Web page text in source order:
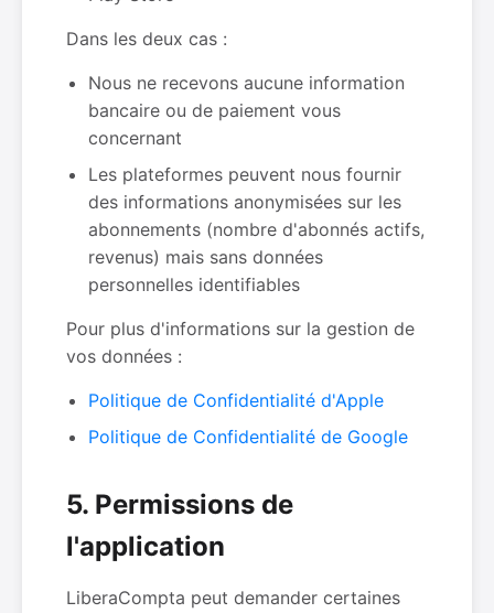
Dans les deux cas :
Nous ne recevons aucune information
bancaire ou de paiement vous
concernant
Les plateformes peuvent nous fournir
des informations anonymisées sur les
abonnements (nombre d'abonnés actifs,
revenus) mais sans données
personnelles identifiables
Pour plus d'informations sur la gestion de
vos données :
Politique de Confidentialité d'Apple
Politique de Confidentialité de Google
5. Permissions de
l'application
LiberaCompta peut demander certaines